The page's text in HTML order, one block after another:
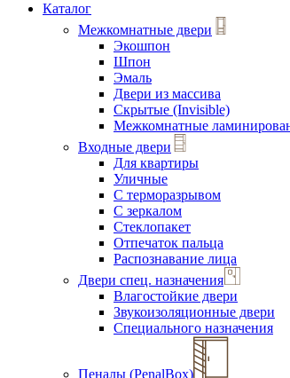
Каталог
Межкомнатные двери
Экошпон
Шпон
Эмаль
Двери из массива
Скрытые (Invisible)
Межкомнатные
Входные двери
Для квартиры
Уличные
С терморазрывом
С зеркалом
Стеклопакет
Отпечаток пальца
Распознавание лица
Двери спец. назначения
Влагостойкие двери
Звукоизоляционные двери
Специального назначения
Пеналы (PenalBox)